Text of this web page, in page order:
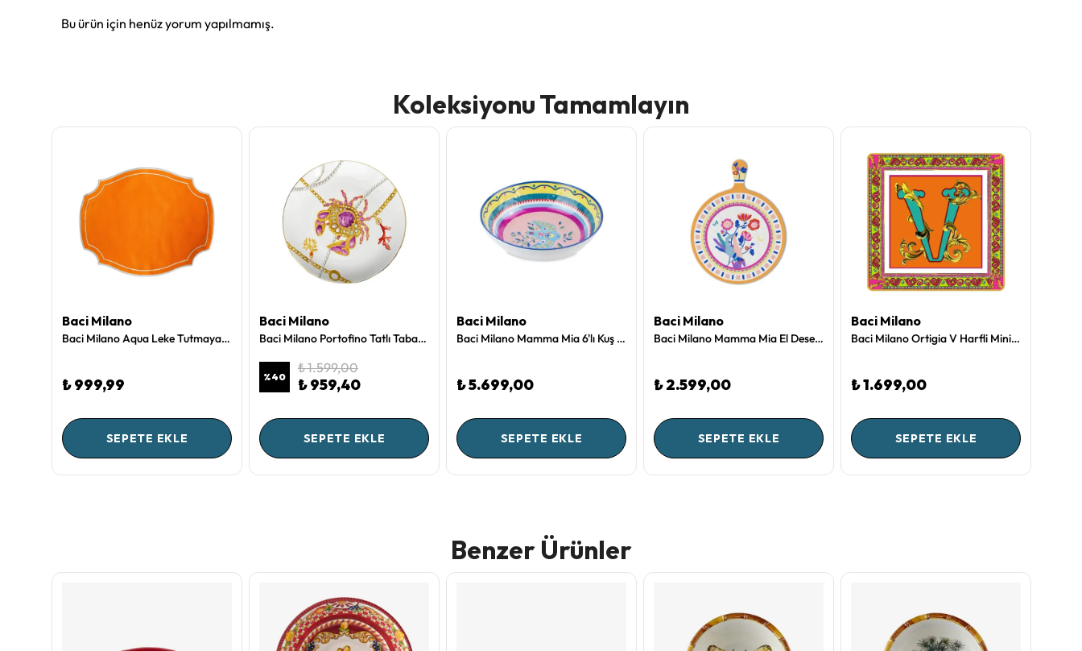
Bu ürün için henüz yorum yapılmamış.
Koleksiyonu Tamamlayın
Baci Milano
Baci Milano Aqua Leke Tutmayan Amerikan Servisi Turuncu
₺ 999,99
SEPETE EKLE
Baci Milano
Baci Milano Portofino Tatlı Tabağı 21 cm
%40
₺ 1.599,00
₺ 959,40
SEPETE EKLE
Baci Milano
Baci Milano Mamma Mia 6'lı Kuş Desenli Kase Seti 23 cm
₺ 5.699,00
SEPETE EKLE
Baci Milano
Baci Milano Mamma Mia El Desenli Kesme Tahtası 31,5 cm x 41,8 cm
₺ 2.599,00
SEPETE EKLE
Baci Milano
Baci Milano Ortigia V Harfli Mini Tepsi 15 X 15 cm
₺ 1.699,00
SEPETE EKLE
Benzer Ürünler